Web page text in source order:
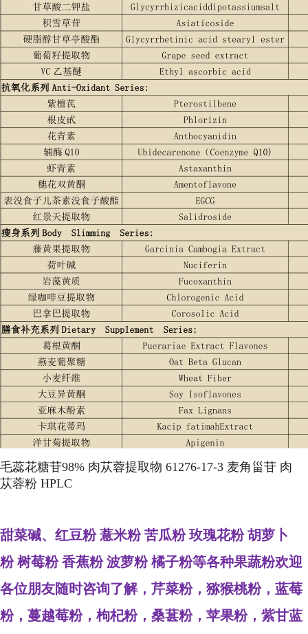
毛蕊花糖苷98% 肉苁蓉提取物 61276-17-3 麦角甾苷 肉
苁蓉粉 HPLC
甜菜碱、 红豆粉 薏米粉 苦瓜粉 玫瑰花粉 胡萝卜
粉 树莓粉 香蕉粉 波萝粉 橘子粉等各种果蔬粉欢迎
各位朋友随时咨询了解，芹菜粉，猕猴桃粉，蓝莓
粉，蔓越莓粉，枸杞粉，桑葚粉，苹果粉，紫甘蓝